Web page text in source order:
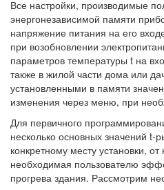
Все настройки, производимые
энергонезависимой памяти
напряжение питания на его
при возобновлении
параметров температуры t на
также в жилой части дома или
установленными в памяти
изменения через меню, при
Для первичного
несколько основных значений t-
конкретному месту установки, от
необходимая пользователю
прогрева здания. Рассмотрим